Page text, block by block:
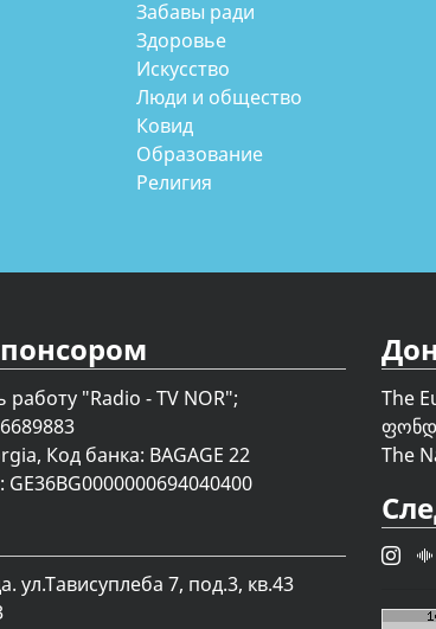
Забавы ради
Здоровье
Искусство
Люди и общество
Ковид
Образование
Религия
"Radio - TV NOR";
Код банка: BAGAGE 22
GE36BG0000000694040400
ул.Тависуплеба 7, под.3, кв.43
The
The